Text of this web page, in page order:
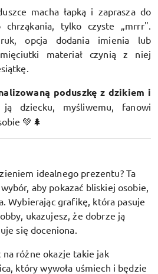
macha łapką i zaprasza do
tylko czyste „mrrr".
opcja dodania imienia lub
materiał czynią z niej
poduszkę z dzikiem i
dziecku, myśliwemu, fanowi
💚🌲
idealnego prezentu? Ta
aby pokazać bliskiej osobie,
Wybierając grafikę, która pasuje
ukazujesz, że dobrze ją
się doceniona.
różne okazje takie jak
który wywoła uśmiech i będzie